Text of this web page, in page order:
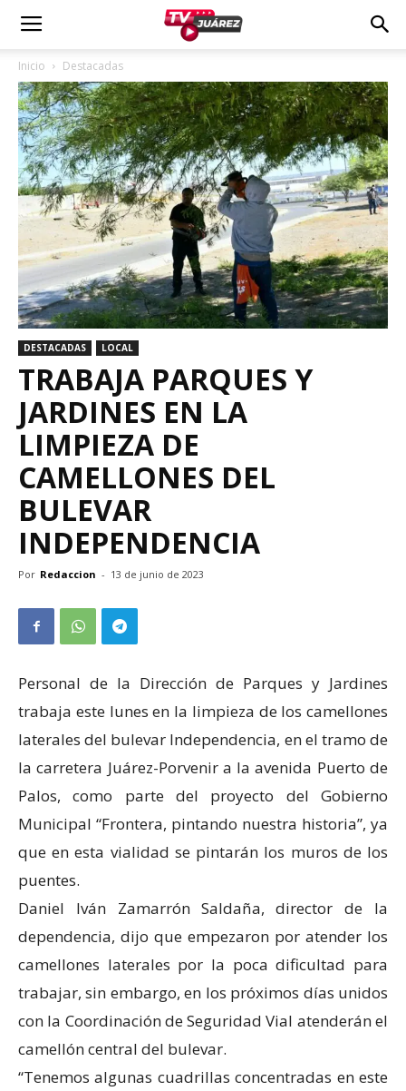
Inicio Destacadas
DESTACADAS LOCAL
TRABAJA PARQUES Y
JARDINES EN LA
LIMPIEZA DE
CAMELLONES DEL
BULEVAR
INDEPENDENCIA
Por Redaccion - 13 de junio de 2023
Personal de la Dirección de Parques y Jardines
trabaja este lunes en la limpieza de los camellones
laterales del bulevar Independencia, en el tramo de
la carretera Juárez-Porvenir a la avenida Puerto de
Palos, como parte del proyecto del Gobierno
Municipal “Frontera, pintando nuestra historia”, ya
que en esta vialidad se pintarán los muros de los
puentes.
Daniel Iván Zamarrón Saldaña, director de la
dependencia, dijo que empezaron por atender los
camellones laterales por la poca dificultad para
trabajar, sin embargo, en los próximos días unidos
con la Coordinación de Seguridad Vial atenderán el
camellón central del bulevar.
“Tenemos algunas cuadrillas concentradas en este